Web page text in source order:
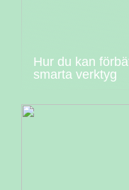
Hur du kan
smarta verktyg